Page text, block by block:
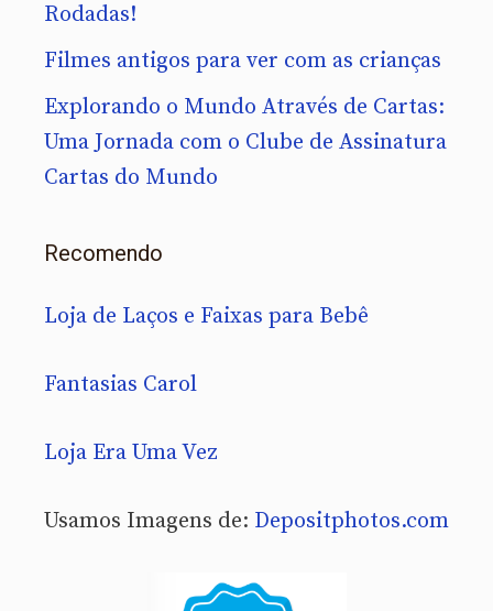
Rodadas!
Filmes antigos para ver com as crianças
Explorando o Mundo Através de Cartas:
Uma Jornada com o Clube de Assinatura
Cartas do Mundo
Recomendo
Loja de Laços e Faixas para Bebê
Fantasias Carol
Loja Era Uma Vez
Usamos Imagens de: Depositphotos.com